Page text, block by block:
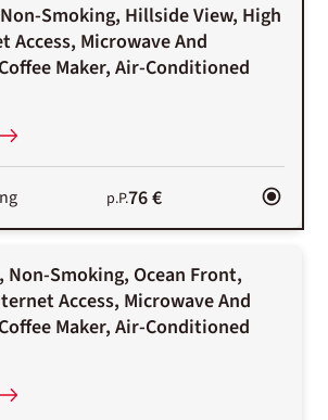
Smoking, Hillside View, High
Access, Microwave And
Maker, Air-Conditioned
p.P.76 €
Non-Smoking, Ocean Front,
Access, Microwave And
Maker, Air-Conditioned